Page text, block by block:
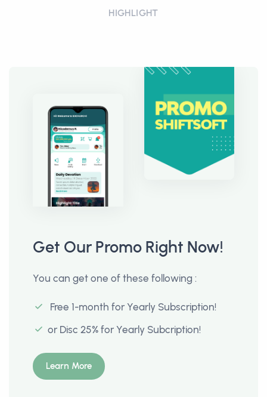
HIGHLIGHT
Get Our Promo Right Now!
You can get one of these following :
Free 1-month for Yearly Subscription!
or Disc 25% for Yearly Subcription!
Learn More